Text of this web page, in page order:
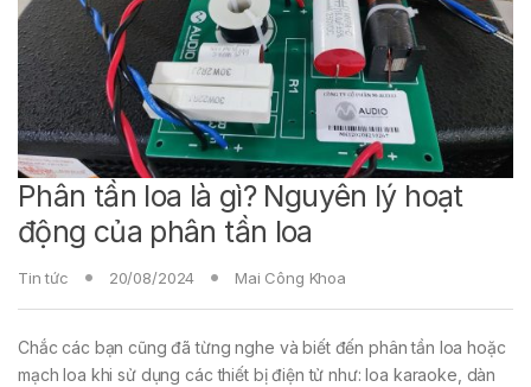
Phân tần loa là gì? Nguyên lý hoạt
động của phân tần loa
Tin tức 20/08/2024 Mai Công Khoa
Chắc các bạn cũng đã từng nghe và biết đến phân tần loa hoặc
mạch loa khi sử dụng các thiết bị điện tử như: loa karaoke, dàn